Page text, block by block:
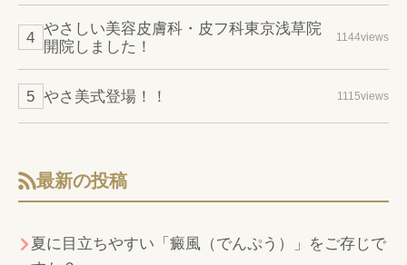
やさしい美容皮膚科・皮フ科東京浅草院
開院しました！
1144views
やさ美式登場！！ 1115views
最新の投稿
夏に目立ちやすい「癜風（でんぷう）」をご存じで